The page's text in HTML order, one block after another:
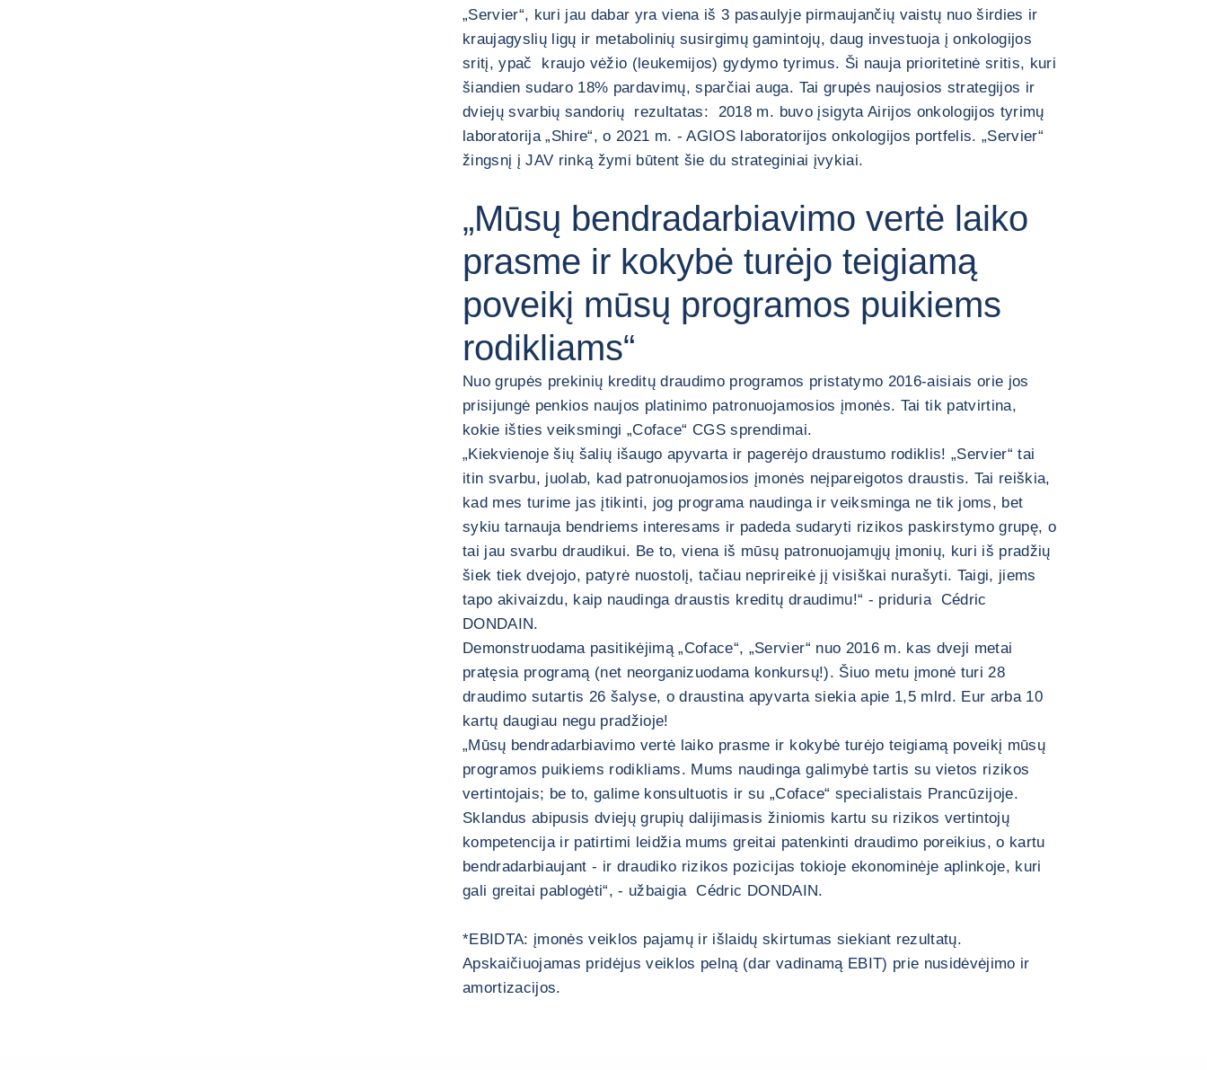
„Servier“, kuri jau dabar yra viena iš 3 pasaulyje pirmaujančių vaistų nuo širdies ir
kraujagyslių ligų ir metabolinių susirgimų gamintojų, daug investuoja į onkologijos
sritį, ypač kraujo vėžio (leukemijos) gydymo tyrimus. Ši nauja prioritetinė sritis, kuri
šiandien sudaro 18% pardavimų, sparčiai auga. Tai grupės naujosios strategijos ir
dviejų svarbių sandorių rezultatas: 2018 m. buvo įsigyta Airijos onkologijos tyrimų
laboratorija „Shire“, o 2021 m. - AGIOS laboratorijos onkologijos portfelis. „Servier“
žingsnį į JAV rinką žymi būtent šie du strateginiai įvykiai.
„Mūsų bendradarbiavimo vertė laiko
prasme ir kokybė turėjo teigiamą
poveikį mūsų programos puikiems
rodikliams“
Nuo grupės prekinių kreditų draudimo programos pristatymo 2016-aisiais orie jos
prisijungė penkios naujos platinimo patronuojamosios įmonės. Tai tik patvirtina,
kokie išties veiksmingi „Coface“ CGS sprendimai.
„Kiekvienoje šių šalių išaugo apyvarta ir pagerėjo draustumo rodiklis! „Servier“ tai
itin svarbu, juolab, kad patronuojamosios įmonės neįpareigotos draustis. Tai reiškia,
kad mes turime jas įtikinti, jog programa naudinga ir veiksminga ne tik joms, bet
sykiu tarnauja bendriems interesams ir padeda sudaryti rizikos paskirstymo grupę, o
tai jau svarbu draudikui. Be to, viena iš mūsų patronuojamųjų įmonių, kuri iš pradžių
šiek tiek dvejojo, patyrė nuostolį, tačiau neprireikė jį visiškai nurašyti. Taigi, jiems
tapo akivaizdu, kaip naudinga draustis kreditų draudimu!“ - priduria Cédric
DONDAIN.
Demonstruodama pasitikėjimą „Coface“, „Servier“ nuo 2016 m. kas dveji metai
pratęsia programą (net neorganizuodama konkursų!). Šiuo metu įmonė turi 28
draudimo sutartis 26 šalyse, o draustina apyvarta siekia apie 1,5 mlrd. Eur arba 10
kartų daugiau negu pradžioje!
„Mūsų bendradarbiavimo vertė laiko prasme ir kokybė turėjo teigiamą poveikį mūsų
programos puikiems rodikliams. Mums naudinga galimybė tartis su vietos rizikos
vertintojais; be to, galime konsultuotis ir su „Coface“ specialistais Prancūzijoje.
Sklandus abipusis dviejų grupių dalijimasis žiniomis kartu su rizikos vertintojų
kompetencija ir patirtimi leidžia mums greitai patenkinti draudimo poreikius, o kartu
bendradarbiaujant - ir draudiko rizikos pozicijas tokioje ekonominėje aplinkoje, kuri
gali greitai pablogėti“, - užbaigia Cédric DONDAIN.
*EBIDTA: įmonės veiklos pajamų ir išlaidų skirtumas siekiant rezultatų.
Apskaičiuojamas pridėjus veiklos pelną (dar vadinamą EBIT) prie nusidėvėjimo ir
amortizacijos.